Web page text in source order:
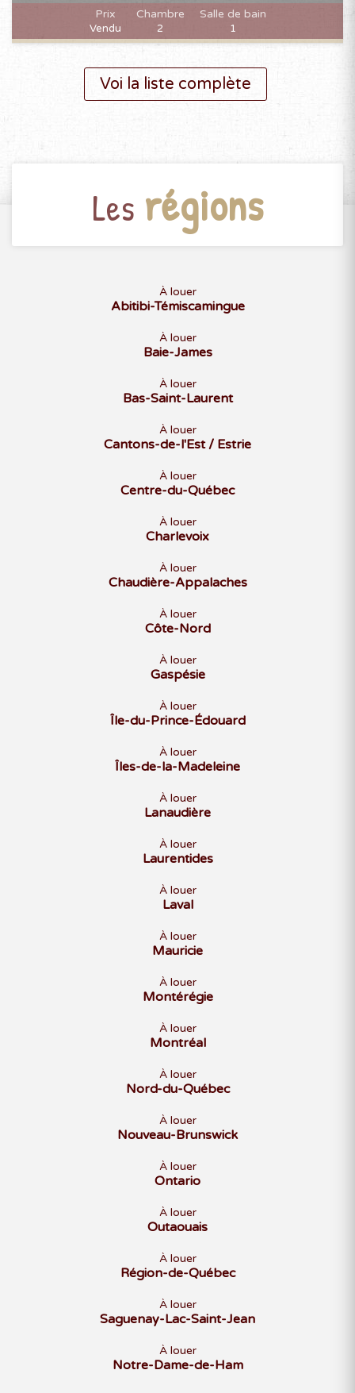
Prix
Vendu
Chambre
2
Salle de bain
1
Voi la liste complète
Les régions
À louer
Abitibi-Témiscamingue
À louer
Baie-James
À louer
Bas-Saint-Laurent
À louer
Cantons-de-l'Est / Estrie
À louer
Centre-du-Québec
À louer
Charlevoix
À louer
Chaudière-Appalaches
À louer
Côte-Nord
À louer
Gaspésie
À louer
Île-du-Prince-Édouard
À louer
Îles-de-la-Madeleine
À louer
Lanaudière
À louer
Laurentides
À louer
Laval
À louer
Mauricie
À louer
Montérégie
À louer
Montréal
À louer
Nord-du-Québec
À louer
Nouveau-Brunswick
À louer
Ontario
À louer
Outaouais
À louer
Région-de-Québec
À louer
Saguenay-Lac-Saint-Jean
À louer
Notre-Dame-de-Ham